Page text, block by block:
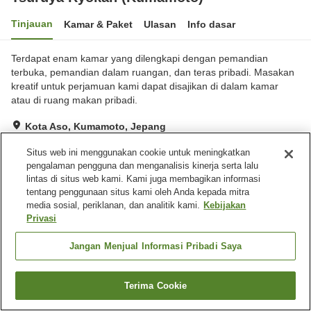
Tinjauan Kamar & Paket Ulasan Info dasar
Terdapat enam kamar yang dilengkapi dengan pemandian
terbuka, pemandian dalam ruangan, dan teras pribadi. Masakan
kreatif untuk perjamuan kami dapat disajikan di dalam kamar
atau di ruang makan pribadi.
Kota Aso, Kumamoto, Jepang
Baik Ulasan:3
Fasilitas properti
Tempat parkir
Beranda Jepang Kumamoto
Kota Aso
Cari kamar
Situs web ini menggunakan cookie untuk meningkatkan
pengalaman pengguna dan menganalisis kinerja serta lalu
lintas di situs web kami. Kami juga membagikan informasi
tentang penggunaan situs kami oleh Anda kepada mitra
media sosial, periklanan, dan analitik kami. Kebijakan
Privasi
Jangan Menjual Informasi Pribadi Saya
Terima Cookie